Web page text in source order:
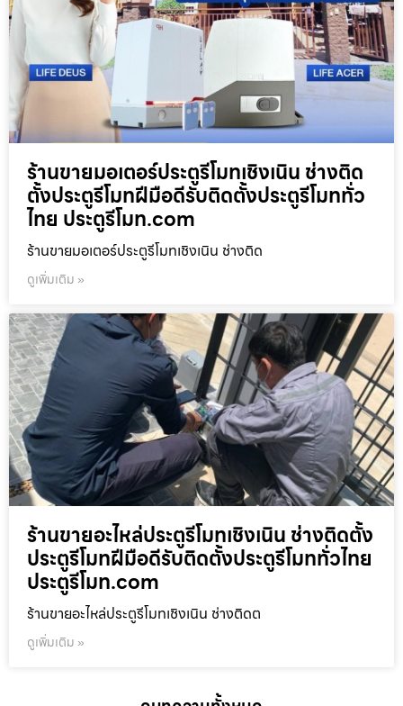
ร้านขายมอเตอร์ประตูรีโมทเชิงเนิน ช่างติด
ตั้งประตูรีโมทฝีมือดีรับติดตั้งประตูรีโมททั่ว
ไทย ประตูรีโมท.com
ร้านขายมอเตอร์ประตูรีโมทเชิงเนิน ช่างติด
ดูเพิ่มเติม »
ร้านขายอะไหล่ประตูรีโมทเชิงเนิน ช่างติดตั้ง
ประตูรีโมทฝีมือดีรับติดตั้งประตูรีโมททั่วไทย
ประตูรีโมท.com
ร้านขายอะไหล่ประตูรีโมทเชิงเนิน ช่างติดต
ดูเพิ่มเติม »